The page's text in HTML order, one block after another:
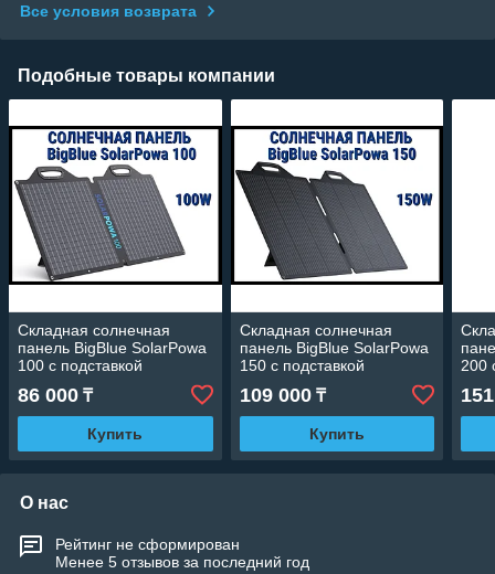
Все условия возврата
Подобные товары компании
Складная солнечная
панель BigBlue SolarPowa
100 с подставкой
(Мощность: 100 Вт, IP68,
разъем: MC4)
86 000 ₸
Купить
Складная солнечная
панель BigBlue SolarPowa
150 с подставкой
(Мощность: 150 Вт, IP68,
разъем: MC4)
109 000₸
Купить
200
О нас
Рейтинг не сформирован
Менее 5 отзывов за последний год